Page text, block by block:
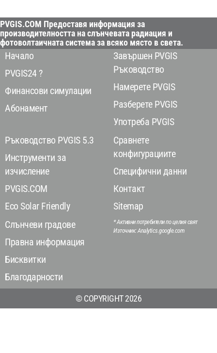
PVGIS.COM Предоставя информация за
производителността на слънчевата радиация и
фотоволтаичната система за всяко място в света.
Начало
PVGIS24 ?
Финансови симулации
Абонамент
Ръководство PVGIS 5.3
Инструменти за
изчисление
PVGIS.COM
Eco Solar Friendly
Слънчеви градове
Правна информация
Бисквитки
Благодарности
Завършен PVGIS
Ръководство
Намерете PVGIS
Разберете PVGIS
Употреба PVGIS
Сравнете
конфигурациите
Специфични данни
Контакт
Sitemap
* Активни потребители по целия свят
Източник: Analytics.google.com
© COPYRIGHT 2026